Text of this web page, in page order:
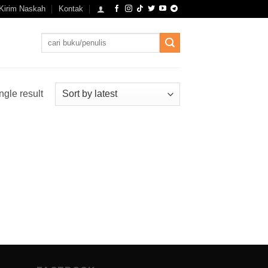
Naskah Kontak
Search
result